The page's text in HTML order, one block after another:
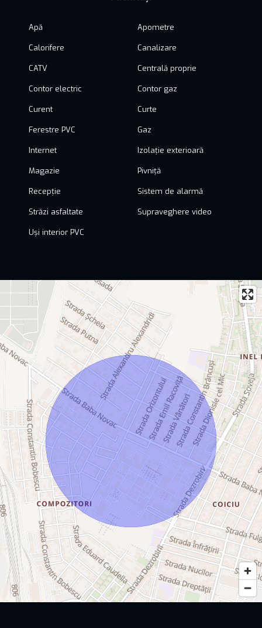
invităm să ne contactezi.
Apă Apometre
Calorifere Canalizare
CATV Centrală proprie
Contor electric Contor gaz
Curent Curte
Ferestre PVC Gaz
Internet Izolație exterioară
Magazie Pivniță
Recepție Sistem de alarmă
Străzi asfaltate Supraveghere video
Uși interior PVC